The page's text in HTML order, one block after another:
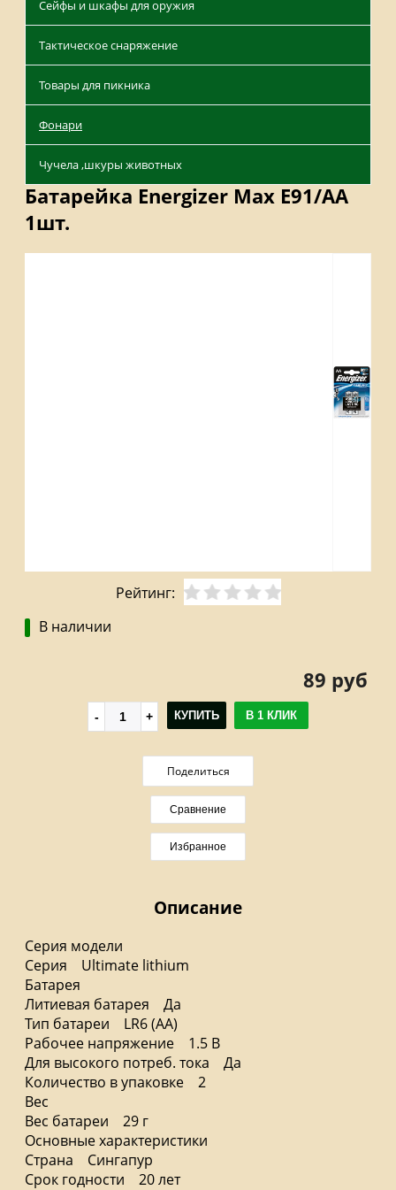
Сейфы и шкафы для оружия
Тактическое снаряжение
Товары для пикника
Фонари
Чучела ,шкуры животных
Батарейка Energizer Max E91/AA
1шт.
Описание Отзывы Наличие на складах
Рейтинг:
В наличии
89 руб
КУПИТЬ В 1 КЛИК
Поделиться
Сравнение
Избранное
Описание
Серия модели
Серия Ultimate lithium
Батарея
Литиевая батарея Да
Тип батареи LR6 (AA)
Рабочее напряжение 1.5 В
Для высокого потреб. тока Да
Количество в упаковке 2
Вес
Вес батареи 29 г
Основные характеристики
Страна Сингапур
Срок годности 20 лет